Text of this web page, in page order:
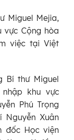
Miguel Mejia,
vực Cộng hòa
việc tại Việt
Bí thư Miguel
khu vực
Phú Trọng
Xuân
đốc Học viện